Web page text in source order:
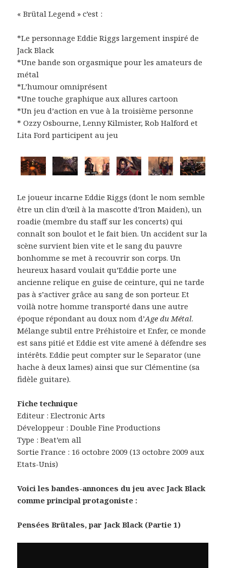
« Brütal Legend » c’est :
*Le personnage Eddie Riggs largement inspiré de
Jack Black
*Une bande son orgasmique pour les amateurs de
métal
*L’humour omniprésent
*Une touche graphique aux allures cartoon
*Un jeu d’action en vue à la troisième personne
* Ozzy Osbourne, Lenny Kilmister, Rob Halford et
Lita Ford participent au jeu
Le joueur incarne Eddie Riggs (dont le nom semble
être un clin d’œil à la mascotte d’Iron Maiden), un
roadie (membre du staff sur les concerts) qui
connaît son boulot et le fait bien. Un accident sur la
scène survient bien vite et le sang du pauvre
bonhomme se met à recouvrir son corps. Un
heureux hasard voulait qu’Eddie porte une
ancienne relique en guise de ceinture, qui ne tarde
pas à s’activer grâce au sang de son porteur. Et
voilà notre homme transporté dans une autre
époque répondant au doux nom d’Age du Métal.
Mélange subtil entre Préhistoire et Enfer, ce monde
est sans pitié et Eddie est vite amené à défendre ses
intérêts. Eddie peut compter sur le Separator (une
hache à deux lames) ainsi que sur Clémentine (sa
fidèle guitare).
Fiche technique
Editeur : Electronic Arts
Développeur : Double Fine Productions
Type : Beat’em all
Sortie France : 16 octobre 2009 (13 octobre 2009 aux
Etats-Unis)
Voici les bandes-annonces du jeu avec Jack Black
comme principal protagoniste :
Pensées Brütales, par Jack Black (Partie 1)